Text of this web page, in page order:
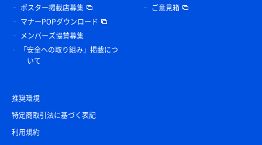
ポスター掲載店募集
マナーPOPダウンロード
メンバーズ協賛募集
「安全への取り組み」掲載につ
いて
ご意見箱
推奨環境
特定商取引法に基づく表記
利用規約